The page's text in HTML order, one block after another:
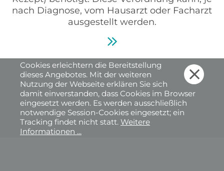
nach Diagnose, vom Hausarzt oder Facharzt
ausgestellt werden.

Cookies erleichtern die Bereitstellung
dieses Angebotes. Mit der weiteren
Nutzung der Webseite erklären Sie sich
damit einverstanden, dass Cookies im Browser
eingesetzt werden. Es werden ausschließlich
notwendige Session-Cookies eingesetzt; ein
Tracking findet nicht statt. Weitere
Informationen ...